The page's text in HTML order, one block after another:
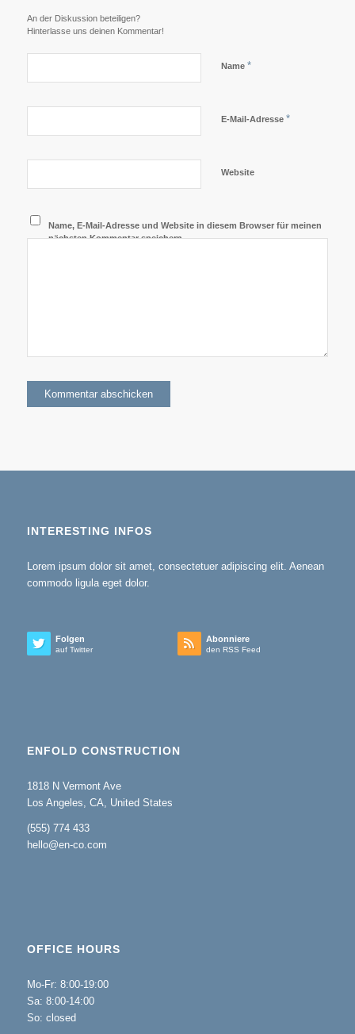
An der Diskussion beteiligen?
Hinterlasse uns deinen Kommentar!
Name *
E-Mail-Adresse *
Website
Name, E-Mail-Adresse und Website in diesem Browser für meinen
nächsten Kommentar speichern.
INTERESTING INFOS
Lorem ipsum dolor sit amet, consectetuer adipiscing elit. Aenean
commodo ligula eget dolor.
Folgen
auf Twitter
Abonniere
den RSS Feed
ENFOLD CONSTRUCTION
1818 N Vermont Ave
Los Angeles, CA, United States
(555) 774 433
hello@en-co.com
OFFICE HOURS
Mo-Fr: 8:00-19:00
Sa: 8:00-14:00
So: closed